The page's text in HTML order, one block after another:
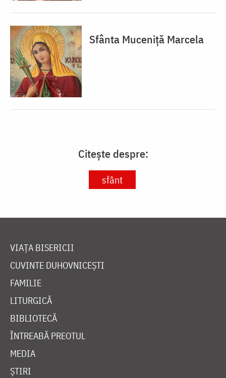
Sfânta Muceniță Marcela
Citește despre:
sfânt
VIAȚA BISERICII
CUVINTE DUHOVNICEȘTI
FAMILIE
LITURGICĂ
BIBLIOTECĂ
ÎNTREABĂ PREOTUL
MEDIA
ȘTIRI